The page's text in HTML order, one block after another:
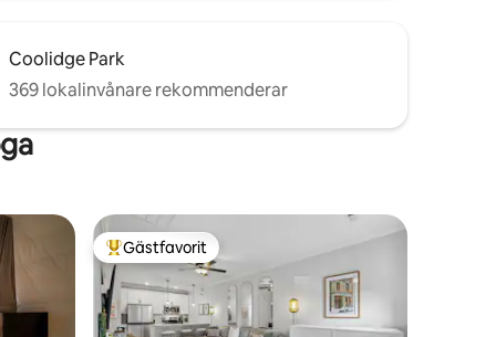
Coolidge Park
369 lokalinvånare rekommenderar
Populär gästfavorit
Gästfavorit